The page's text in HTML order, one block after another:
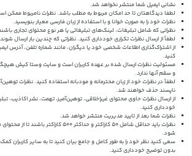
نشانی ایمیل شما منتشر نخواهد شد.
لطفا دیدگاهتان تا حد امکان مربوط به مطلب باشد. نظرات نامربوط
نظرات خود را به صورت خوانا و با استفاده از زبان فارسی معیار بنویسید.
نظراتی که شامل تبلیغات، لینک‌های تبلیغاتی یا هر نوع محتوای تجاری
لطفاً از ارسال نظرات تکراری خودداری کنید. نظراتی که چندین بار ارسال
از اشتراک‌گذاری اطلاعات شخصی خود یا دیگران، مانند شماره تلفن، آدرس
کنید.
مسئولیت نظرات ارسال شده بر عهده کاربران است و سایت وستا کیش
و سقم آنها ندارد.
لطفاً در نظرات خود از زبان محترمانه و مودبانه استفاده کنید. نظرات
ناپسند حذف خواهند شد.
از ارسال نظرات حاوی محتوای غیراخلاقی، توهین‌آمیز، تهمت، نشر اکاذیب،
خودداری کنید.
نظرات شما بعد از تایید مدیریت منتشر خواهد شد.
نظرات باید حداقل شامل 50 کاراکتر و حداکثر
شود.
سعی کنید نظر خود را به طور کامل و جامع بیان کنید تا به سایر کاربران
بدون توضیح خودداری کنید.